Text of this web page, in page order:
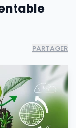
PARTAGER